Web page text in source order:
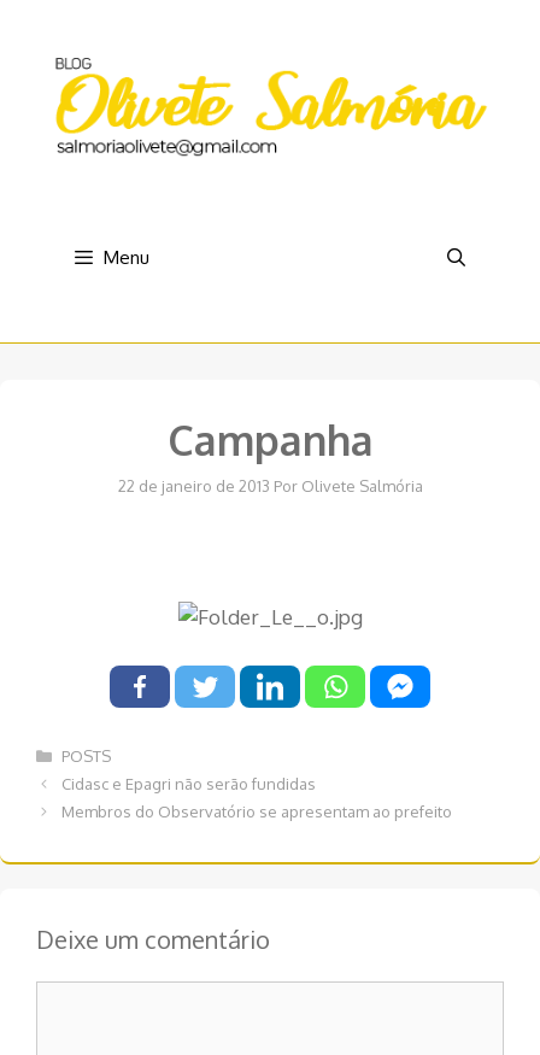
conteúdo
Menu
Campanha
22 de janeiro de 2013 Por Olivete Salmória
Categorias
POSTS
Navegação
Cidasc e Epagri não serão fundidas
Membros do Observatório se apresentam ao prefeito
Deixe um comentário